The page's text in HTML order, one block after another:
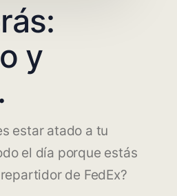
y
estar atado a tu
el día porque estás
de FedEx?